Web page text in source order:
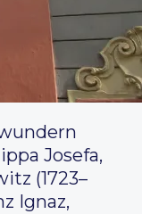
Josefa,
(1723–
Ignaz,